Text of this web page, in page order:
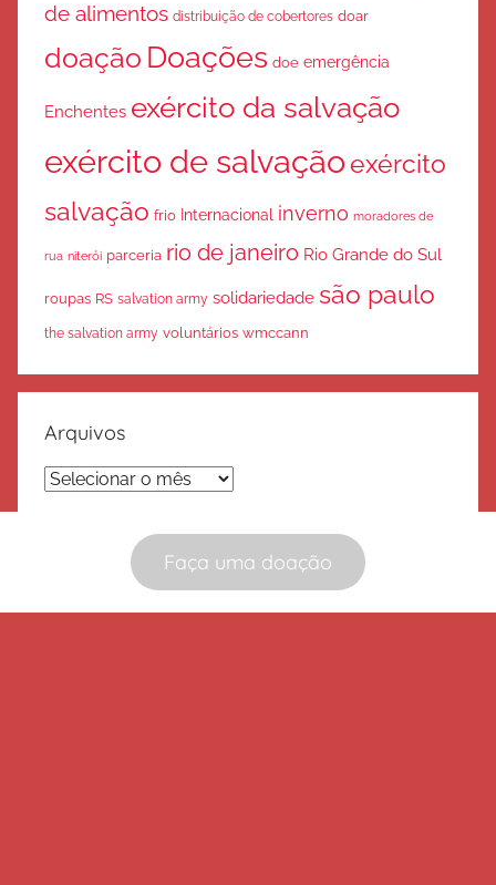
Faça uma doação
de alimentos distribuição de cobertores doar
doação Doações doe emergência
Enchentes exército da salvação
exército de salvaçãoexército
salvação frio Internacional inverno moradores de
rua niterói parceria rio de janeiro Rio Grande do Sul
roupas RS salvation army solidariedade são paulo
the salvation army voluntários wmccann
Arquivos
Arquivos